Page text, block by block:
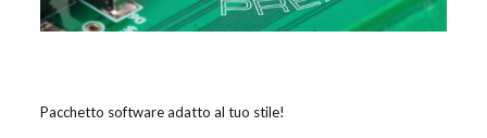
Pacchetto software adatto al tuo stile!